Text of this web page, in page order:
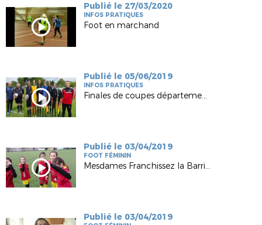
Publié le 27/03/2020
INFOS PRATIQUES
Foot en marchand
Publié le 05/06/2019
INFOS PRATIQUES
Finales de coupes départementales 2019
Publié le 03/04/2019
FOOT FÉMININ
Mesdames Franchissez la Barrière FC Lié Plouguenast
Publié le 03/04/2019